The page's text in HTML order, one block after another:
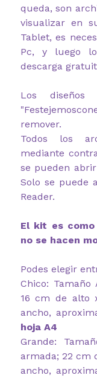
queda, son
visualizar en
Tablet, es
Pc, y luego
descarga
Los diseños
remover.
Todos los
mediante
se pueden
Solo se puede
Reader.
El kit es
no se hacen
Podes elegir
Chico:
16 cm de alto
ancho,
hoja A4
Grande:
armada; 22 cm
ancho,